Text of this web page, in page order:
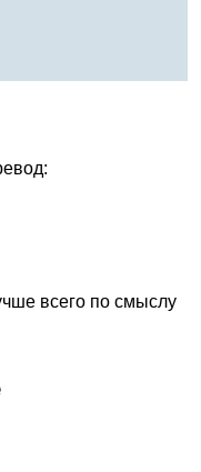
всего по смыслу